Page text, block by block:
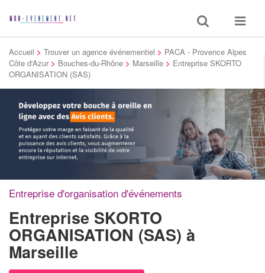
Toggle
search
Toggle
Accueil > Trouver un agence événementiel > PACA - Provence Alpes
Côte d'Azur > Bouches-du-Rhône > Marseille > Entreprise SKORTO
ORGANISATION (SAS)
Entreprise d'organisation d'événements
Entreprise SKORTO
ORGANISATION (SAS) à
Marseille